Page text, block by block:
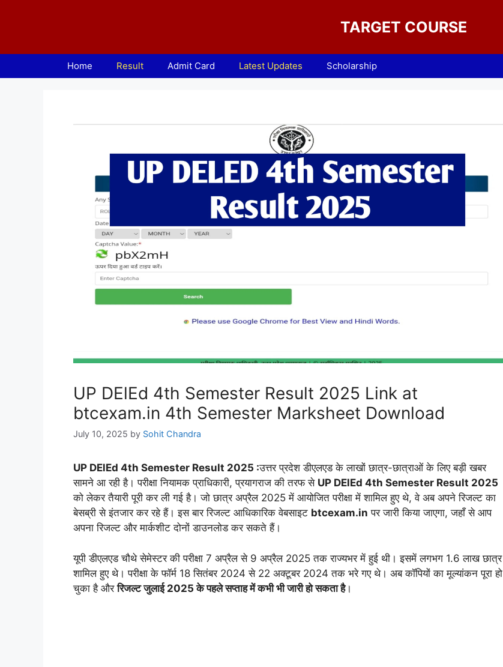
TARGET COURSE
Home Result Admit Card Latest Updates Scholarship
UP DElEd 4th Semester Result 2025 Link at
btcexam.in 4th Semester Marksheet Download
July 10, 2025 by Sohit Chandra
UP DElEd 4th Semester Result 2025 :उत्तर प्रदेश डीएलएड के लाखों छात्र-छात्राओं के लिए बड़ी खबर
सामने आ रही है। परीक्षा नियामक प्राधिकारी, प्रयागराज की तरफ से UP DElEd 4th Semester Result 2025
को लेकर तैयारी पूरी कर ली गई है। जो छात्र अप्रैल 2025 में आयोजित परीक्षा में शामिल हुए थे, वे अब अपने रिजल्ट का
बेसब्री से इंतजार कर रहे हैं। इस बार रिजल्ट आधिकारिक वेबसाइट btcexam.in पर जारी किया जाएगा, जहाँ से आप
अपना रिजल्ट और मार्कशीट दोनों डाउनलोड कर सकते हैं।
यूपी डीएलएड चौथे सेमेस्टर की परीक्षा 7 अप्रैल से 9 अप्रैल 2025 तक राज्यभर में हुई थी। इसमें लगभग 1.6 लाख छात्र
शामिल हुए थे। परीक्षा के फॉर्म 18 सितंबर 2024 से 22 अक्टूबर 2024 तक भरे गए थे। अब कॉपियों का मूल्यांकन पूरा हो
चुका है औररिजल्ट जुलाई 2025 के पहले सप्ताह में कभी भी जारी हो सकता है।